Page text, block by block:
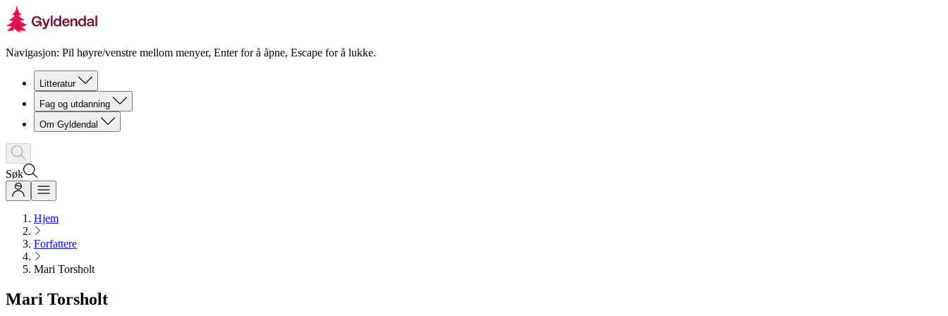
Navigasjon: Pil høyre/venstre mellom menyer, Enter for å åpne, Escape for å lukke.
Litteratur
Fag og utdanning
Om Gyldendal
Søk
Hjem
Forfattere
Mari Torsholt
Mari Torsholt